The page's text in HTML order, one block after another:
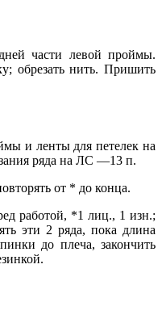
части левой проймы.
обрезать нить. Пришить
и ленты для петелек на
ряда на ЛС —13 п.
от * до конца.
работой, *1 лиц., 1 изн.;
эти 2 ряда, пока длина
до плеча, закончить